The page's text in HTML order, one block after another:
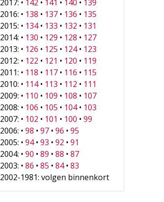
2017: • 142 • 141 • 140 • 139
2016: • 138 • 137 • 136 • 135
2015: • 134• 133 • 132 • 131
2014: • 130 • 129 • 128 • 127
2013: • 126 • 125 • 124• 123
2012: • 122 • 121 • 120 • 119
2011: • 118 • 117 • 116 • 115
2010: • 114• 113 • 112 • 111
2009: • 110 • 109 • 108 • 107
2008: • 106 • 105 • 104• 103
2007: • 102 • 101 • 100 •99
2006: •98 •97 •96 •95
2005: •94•93 •92 •91
2004: •90 •89 •88 •87
2003: •86 •85 •84•83
2002-1981: volgen binnenkort